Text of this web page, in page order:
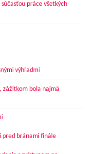
práce všetkých
výhľadmi
zážitkom bola najmä
pred bránami finále